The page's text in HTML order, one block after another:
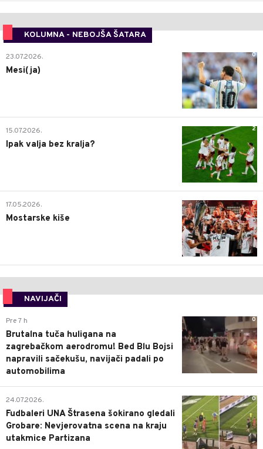
KOLUMNA - NEBOJŠA ŠATARA
0
23.07.2026.
Mesi(ja)
2
15.07.2026.
Ipak valja bez kralja?
0
17.05.2026.
Mostarske kiše
NAVIJAČI
0
Pre 7 h
Brutalna tuča huligana na
zagrebačkom aerodromu! Bed Blu Bojsi
napravili sačekušu, navijači padali po
automobilima
0
24.07.2026.
Fudbaleri UNA Štrasena šokirano gledali
Grobare: Nevjerovatna scena na kraju
utakmice Partizana